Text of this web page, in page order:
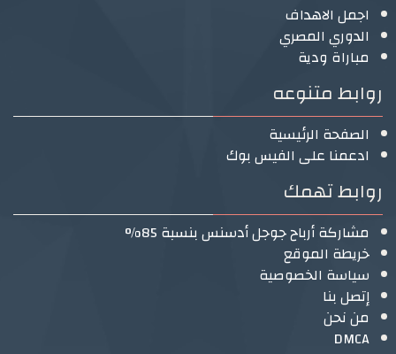
اجمل الاهداف
الدوري المصري
مباراة ودية
روابط متنوعه
الصفحة الرئيسية
ادعمنا على الفيس بوك
روابط تهمك
مشاركة أرباح جوجل أدسنس بنسبة 85%
خريطة الموقع
سياسة الخصوصية
إتصل بنا
من نحن
DMCA